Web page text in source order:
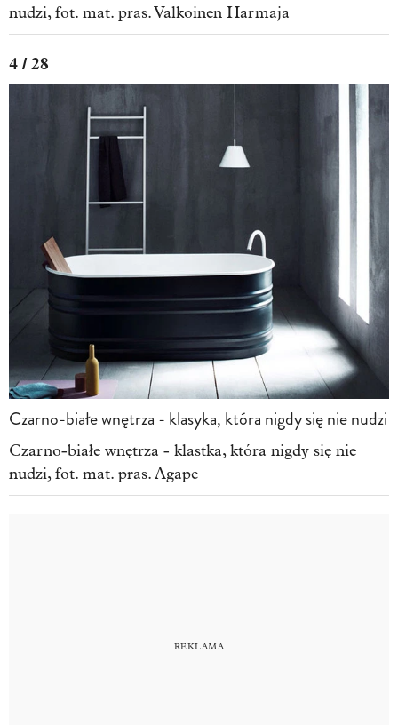
nudzi, fot. mat. pras. Valkoinen Harmaja
4 / 28
Czarno-białe wnętrza - klasyka, która nigdy się nie nudzi
Czarno-białe wnętrza - klastka, która nigdy się nie
nudzi, fot. mat. pras. Agape